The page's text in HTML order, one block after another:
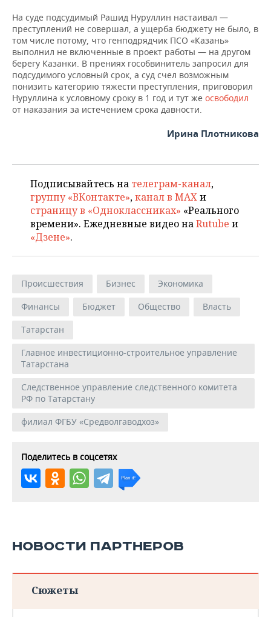
На суде подсудимый Рашид Нуруллин настаивал —
преступлений не совершал, а ущерба бюджету не было, в
том числе потому, что генподрядчик ПСО «Казань»
выполнил не включенные в проект работы — на другом
берегу Казанки. В прениях гособвинитель запросил для
подсудимого условный срок, а суд счел возможным
понизить категорию тяжести преступления, приговорил
Нуруллина к условному сроку в 1 год и тут же освободил
от наказания за истечением срока давности.
Ирина Плотникова
Подписывайтесь на телеграм-канал,
группу «ВКонтакте»,канал в MAXи
страницу в «Одноклассниках» «Реального
времени». Ежедневные видео наRutube и
«Дзене».
Происшествия Бизнес
Экономика
Финансы
Бюджет Общество
Власть
Татарстан
Главное инвестиционно-строительное управление
Татарстана
Следственное управление следственного комитета
РФ по Татарстану
филиал ФГБУ «Средволгаводхоз»
Поделитесь в соцсетях
НОВОСТИ ПАРТНЕРОВ
Сюжеты